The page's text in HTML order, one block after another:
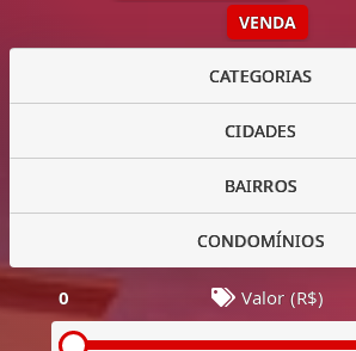
VENDA
CATEGORIAS
CIDADES
BAIRROS
CONDOMÍNIOS
0 Valor (R$)